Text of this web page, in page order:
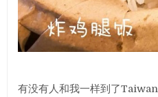
有没有人和我一样到了